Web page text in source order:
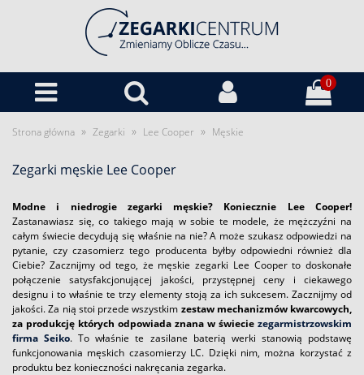
0
Strona główna » Zegarki » Lee Cooper » Męskie
Zegarki męskie Lee Cooper
Modne i niedrogie zegarki męskie? Koniecznie Lee Cooper!
Zastanawiasz się, co takiego mają w sobie te modele, że mężczyźni na
całym świecie decydują się właśnie na nie? A może szukasz odpowiedzi na
pytanie, czy czasomierz tego producenta byłby odpowiedni również dla
Ciebie? Zacznijmy od tego, że męskie zegarki Lee Cooper to doskonałe
połączenie satysfakcjonującej jakości, przystępnej ceny i ciekawego
designu i to właśnie te trzy elementy stoją za ich sukcesem. Zacznijmy od
jakości. Za nią stoi przede wszystkim zestaw mechanizmów kwarcowych,
za produkcję których odpowiada znana w świecie zegarmistrzowskim
firma Seiko. To właśnie te zasilane baterią werki stanowią podstawę
funkcjonowania męskich czasomierzy LC. Dzięki nim, można korzystać z
produktu bez konieczności nakręcania zegarka.